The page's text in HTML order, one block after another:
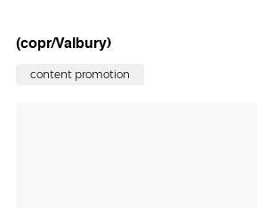
(copr/Valbury)
content promotion